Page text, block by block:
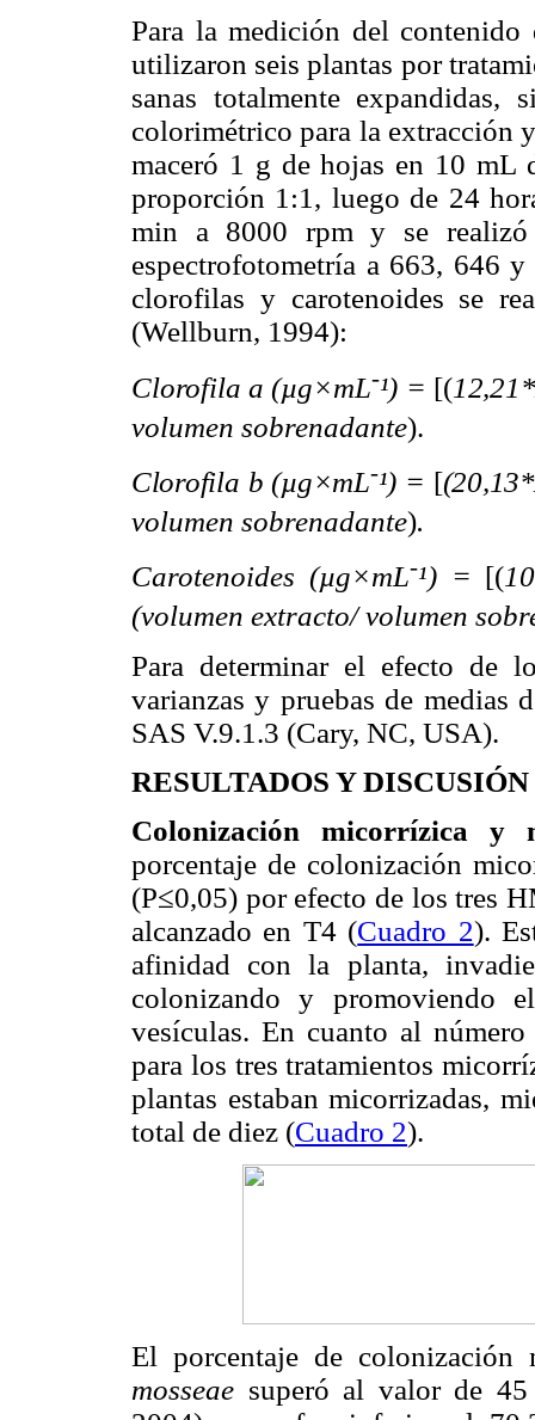
Para la medición del
utilizaron seis plantas por
sanas totalmente expandidas,
colorimétrico para la extracción
maceró 1 g de hojas en 10 mL
proporción 1:1, luego de 24
min a 8000 rpm y se realizó
espectrofotometría a 663, 646
clorofilas y carotenoides se
(Wellburn, 1994):
Clorofila a (µg×mL-¹) = [(
volumen sobrenadante).
Clorofila b (µg×mL-¹) = [
volumen sobrenadante).
Carotenoides (µg×mL-¹) = [(
(volumen extracto/ volumen
Para determinar el efecto de
varianzas y pruebas de medias
SAS V.9.1.3 (Cary, NC, USA).
RESULTADOS Y DISCUSIÓN
Colonización micorrízica y
porcentaje de colonización
(P≤0,05) por efecto de los tres
alcanzado en T4 (Cuadro 2).
afinidad con la planta,
colonizando y promoviendo
vesículas. En cuanto al número
para los tres tratamientos
plantas estaban micorrizadas,
total de diez (Cuadro 2).
El porcentaje de
mosseae superó al valor de